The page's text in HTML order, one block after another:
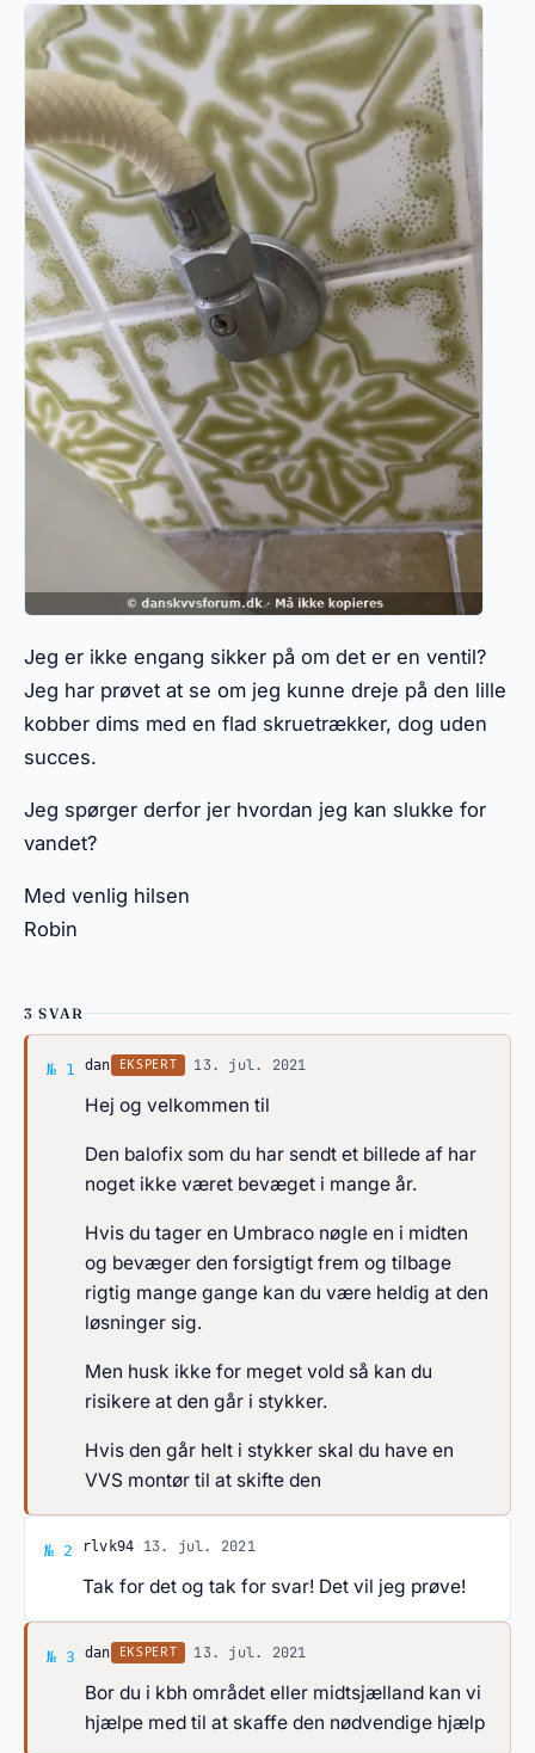
Jeg er ikke engang sikker på om det er en ventil?
Jeg har prøvet at se om jeg kunne dreje på den lille
kobber dims med en flad skruetrækker, dog uden
succes.
Jeg spørger derfor jer hvordan jeg kan slukke for
vandet?
Med venlig hilsen
Robin
3 SVAR
№ 1 Svar af dan
dan EKSPERT 13. jul. 2021
Hej og velkommen til
Den balofix som du har sendt et billede af har
noget ikke været bevæget i mange år.
Hvis du tager en Umbraco nøgle en i midten
og bevæger den forsigtigt frem og tilbage
rigtig mange gange kan du være heldig at den
løsninger sig.
Men husk ikke for meget vold så kan du
risikere at den går i stykker.
Hvis den går helt i stykker skal du have en
VVS montør til at skifte den
№ 2 Svar af rlvk94
rlvk94 · 13. jul. 2021
Tak for det og tak for svar! Det vil jeg prøve!
№ 3 Svar af dan
dan EKSPERT 13. jul. 2021
Bor du i kbh området eller midtsjælland kan vi
hjælpe med til at skaffe den nødvendige hjælp